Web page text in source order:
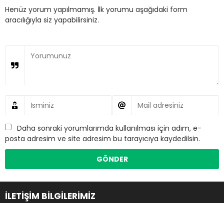
Henüz yorum yapılmamış. İlk yorumu aşağıdaki form
aracılığıyla siz yapabilirsiniz.
Daha sonraki yorumlarımda kullanılması için adım, e-
posta adresim ve site adresim bu tarayıcıya kaydedilsin.
İLETİŞİM BİLGİLERİMİZ